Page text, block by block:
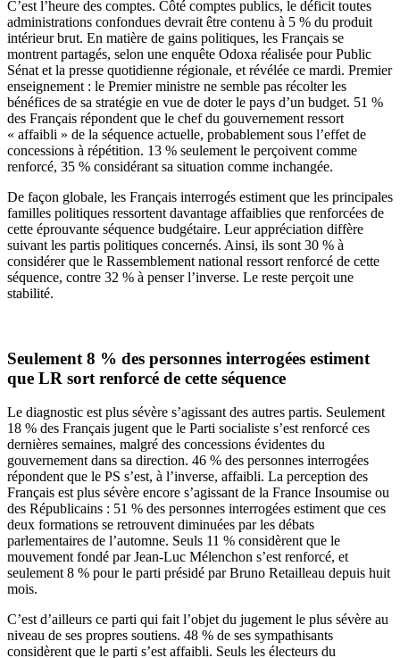
C’est l’heure des comptes. Côté comptes publics, le déficit toutes
administrations confondues devrait être contenu à 5 % du produit
intérieur brut. En matière de gains politiques, les Français se
montrent partagés, selon une enquête Odoxa réalisée pour Public
Sénat et la presse quotidienne régionale, et révélée ce mardi. Premier
enseignement : le Premier ministre ne semble pas récolter les
bénéfices de sa stratégie en vue de doter le pays d’un budget. 51 %
des Français répondent que le chef du gouvernement ressort
« affaibli » de la séquence actuelle, probablement sous l’effet de
concessions à répétition. 13 % seulement le perçoivent comme
renforcé, 35 % considérant sa situation comme inchangée.
De façon globale, les Français interrogés estiment que les principales
familles politiques ressortent davantage affaiblies que renforcées de
cette éprouvante séquence budgétaire. Leur appréciation diffère
suivant les partis politiques concernés. Ainsi, ils sont 30 % à
considérer que le Rassemblement national ressort renforcé de cette
séquence, contre 32 % à penser l’inverse. Le reste perçoit une
stabilité.
Seulement 8 % des personnes interrogées estiment
que LR sort renforcé de cette séquence
Le diagnostic est plus sévère s’agissant des autres partis. Seulement
18 % des Français jugent que le Parti socialiste s’est renforcé ces
dernières semaines, malgré des concessions évidentes du
gouvernement dans sa direction. 46 % des personnes interrogées
répondent que le PS s’est, à l’inverse, affaibli. La perception des
Français est plus sévère encore s’agissant de la France Insoumise ou
des Républicains : 51 % des personnes interrogées estiment que ces
deux formations se retrouvent diminuées par les débats
parlementaires de l’automne. Seuls 11 % considèrent que le
mouvement fondé par Jean-Luc Mélenchon s’est renforcé, et
seulement 8 % pour le parti présidé par Bruno Retailleau depuis huit
mois.
C’est d’ailleurs ce parti qui fait l’objet du jugement le plus sévère au
niveau de ses propres soutiens. 48 % de ses sympathisants
considèrent que le parti s’est affaibli. Seuls les électeurs du